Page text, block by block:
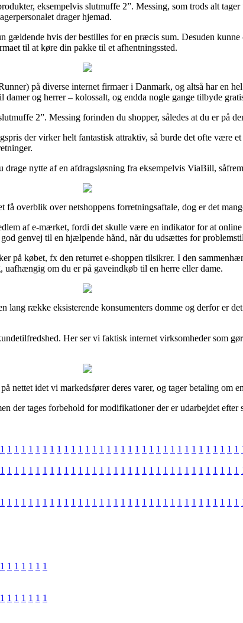
eksempelvis slutmuffe 2”. Messing, som trods alt
drager hjemad.
hvis der bestilles for en præcis sum. Desuden
til at køre din pakke til et afhentningssted.
på diverse internet firmaer i Danmark, og altså har en
og herrer – kolossalt, og endda nogle gange tilbyde
2”. Messing forinden du shopper, således at du er på
der virker helt fantastisk attraktiv, så burde det ofte være
nytte af en afdragsløsning fra eksempelvis ViaBill,
overblik over netshoppens forretningsaftale, dog er det
af e-mærket, fordi det skulle være en indikator for at
genvej til en hjælpende hånd, når du udsættes for
på købet, fx den returret e-shoppen tilsikrer. I den
om du er på gaveindkøb til en herre eller dame.
lang række eksisterende konsumenters domme og derfor er
Her ser vi faktisk internet virksomheder som
nettet idet vi markedsfører deres varer, og tager betaling om
der tages forbehold for modifikationer der er udarbejdet efter
1 1 1 1 1 1 1 1 1 1 1 1 1 1 1 1 1 1 1 1 1 1 1 1 1 1 1 1 1 1 1 1 1 1
1 1 1 1 1 1 1 1 1 1 1 1 1 1 1 1 1 1 1 1 1 1 1 1 1 1 1 1 1 1 1 1 1 1
1 1 1 1 1 1 1 1 1 1 1 1 1 1 1 1 1 1 1 1 1 1 1 1 1 1 1 1 1 1 1 1 1 1
1 1 1 1 1 1 1
1 1 1 1 1 1 1